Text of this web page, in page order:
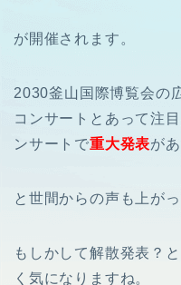
が開催されます。
2030釜山国際博覧会の
コンサートとあって注
ンサートで重大発表が
と世間からの声も上がっ
もしかして解散発表？
く気になりますね。